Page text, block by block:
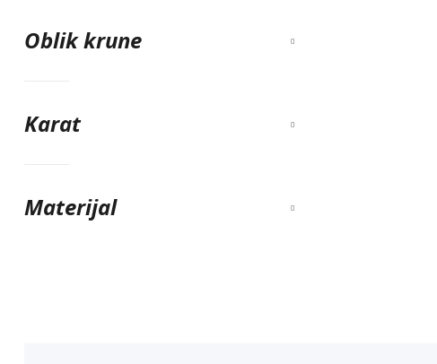
Oblik krune
Karat
Materijal